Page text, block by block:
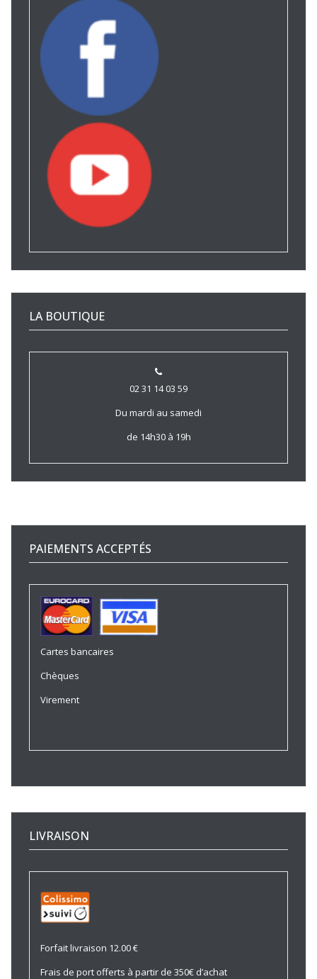
LA BOUTIQUE
02 31 14 03 59
Du mardi au samedi
de 14h30 à 19h
PAIEMENTS ACCEPTÉS
Cartes bancaires
Chèques
Virement
LIVRAISON
Forfait livraison 12.00 €
Frais de port offerts à partir de 350€ d’achat